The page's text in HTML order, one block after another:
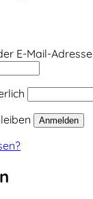
E-Mail-Adresse
Anmelden